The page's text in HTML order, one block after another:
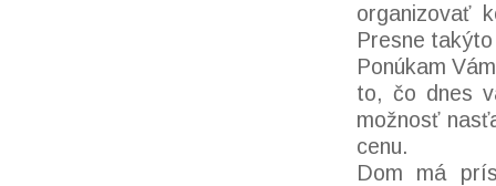
organizovať
Presne
Ponúkam
to, čo dnes
možnosť
cenu.
Dom má